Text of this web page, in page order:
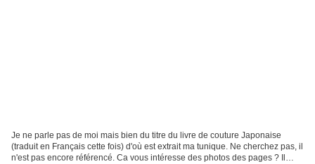
Je ne parle pas de moi mais bien du titre du livre de couture Japonaise
(traduit en Français cette fois) d'où est extrait ma tunique. Ne cherchez pas, il
n'est pas encore référencé. Ca vous intéresse des photos des pages ? Il